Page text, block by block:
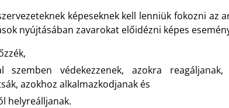
képeseknek kell lenniük fokozni az
nyújtásában zavarokat előidézni képes
szemben védekezzenek, azokra
azokhoz alkalmazkodjanak és
helyreálljanak.